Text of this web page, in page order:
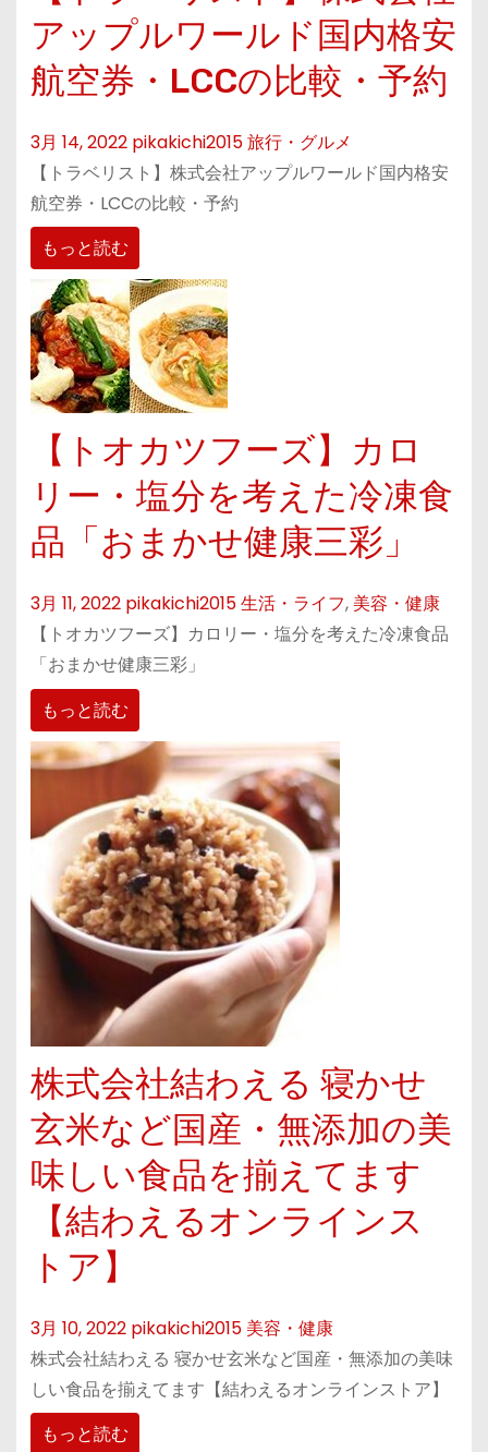
アップルワールド国内格安
航空券・LCCの比較・予約
3月 14, 2022 pikakichi2015旅行・グルメ
【トラベリスト】株式会社アップルワールド国内格安
航空券・LCCの比較・予約
もっと読む
【トオカツフーズ】カロ
リー・塩分を考えた冷凍食
品「おまかせ健康三彩」
3月 11, 2022 pikakichi2015生活・ライフ, 美容・健康
【トオカツフーズ】カロリー・塩分を考えた冷凍食品
「おまかせ健康三彩」
もっと読む
株式会社結わえる 寝かせ
玄米など国産・無添加の美
味しい食品を揃えてます
【結わえるオンラインス
トア】
3月 10, 2022 pikakichi2015 美容・健康
株式会社結わえる 寝かせ玄米など国産・無添加の美味
しい食品を揃えてます【結わえるオンラインストア】
もっと読む